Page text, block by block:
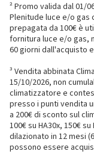
² Promo valida dal 01/
Plenitude luce e/o gas
prepagata da 100€ è
fornitura luce e/o gas,
60 giorni dall'acquisto
³ Vendita abbinata
15/10/2026, non
climatizzatore e
presso i punti vendita
a 200€ di sconto sul
100€ su HA30x, 150€
dilazionato in 12 mesi
possono essere